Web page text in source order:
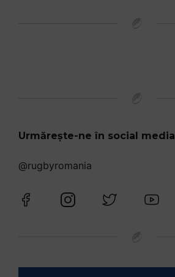
Urmărește-ne în social media
@rugbyromania